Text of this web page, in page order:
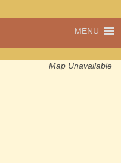
MENU
Map Unavailable